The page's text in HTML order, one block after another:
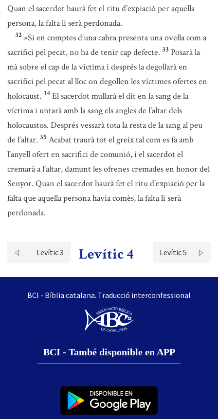
Quan el sacerdot haurà fet el ritu d’expiació per aquella
persona, la falta li serà perdonada.
32 »Si en comptes d’una cabra presenta una ovella com a
sacrifici pel pecat, no ha de tenir cap defecte. 33 Posarà la
mà sobre el cap de la víctima i després la degollarà en
sacrifici pel pecat al lloc on degollen les víctimes ofertes en
holocaust. 34 El sacerdot mullarà el dit en la sang de la
víctima i untarà amb la sang els angles de l’altar dels
holocaustos. Després vessarà tota la resta de la sang al peu
de l’altar. 35 Acabat traurà tot el greix tal com es fa amb
l’anyell ofert en sacrifici de comunió, i el sacerdot el
cremarà a l’altar, damunt les ofrenes cremades en honor del
Senyor. Quan el sacerdot haurà fet el ritu d’expiació per la
falta que aquella persona havia comès, la falta li serà
perdonada.
Levític 3 Levític 4 Levític 5
BCI - Bíblia catalana. Traducció interconfessional
BCI - També disponible en APP